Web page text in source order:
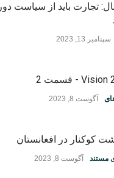
تجارت باید از سیاست دور
سپتامبر 13, 2023
آگوست 8, 2023
کوکنار در افغانستان
مستند آگوست 8, 2023